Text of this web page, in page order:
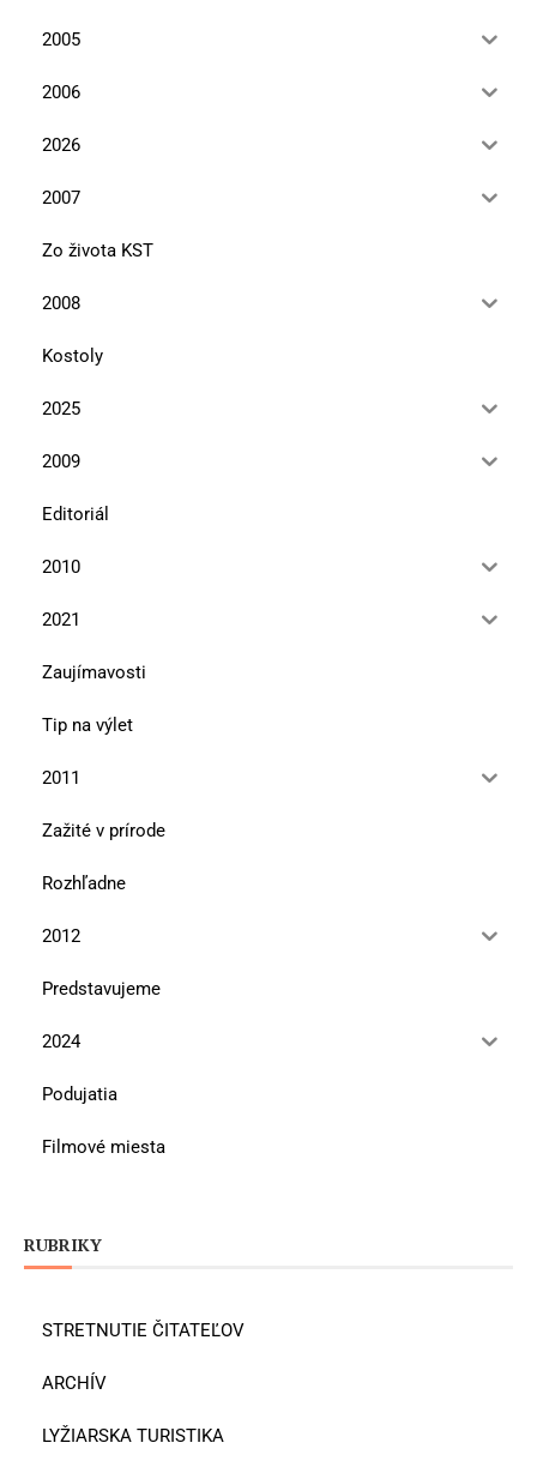
2005
2006
2026
2007
Zo života KST
2008
Kostoly
2025
2009
Editoriál
2010
2021
Zaujímavosti
Tip na výlet
2011
Zažité v prírode
Rozhľadne
2012
Predstavujeme
2024
Podujatia
Filmové miesta
RUBRIKY
STRETNUTIE ČITATEĽOV
ARCHÍV
LYŽIARSKA TURISTIKA